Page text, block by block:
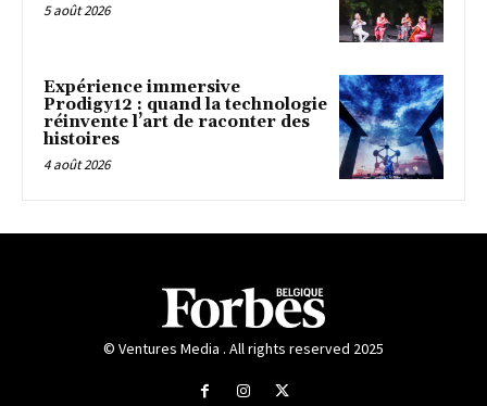
5 août 2026
Expérience immersive
Prodigy12 : quand la technologie
réinvente l’art de raconter des
histoires
4 août 2026
© Ventures Media . All rights reserved 2025